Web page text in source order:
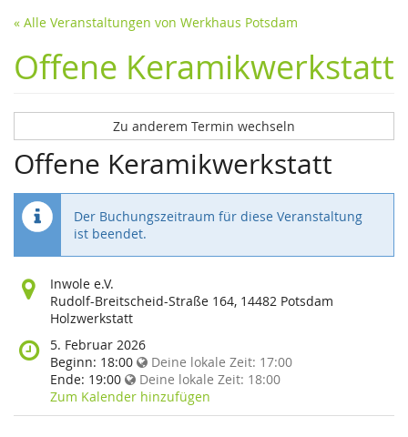
« Alle Veranstaltungen von Werkhaus Potsdam
Offene Keramikwerkstatt
Zu anderem Termin wechseln
Offene Keramikwerkstatt
Der Buchungszeitraum für diese Veranstaltung
ist beendet.
Wo
findet
diese
statt?
Inwole e.V.
Rudolf-Breitscheid-Straße 164, 14482 Potsdam
Holzwerkstatt
Wann
findet
diese
Veranstaltung
statt?
5. Februar 2026
Beginn: 18:00 Deine lokale Zeit: 17:00
Ende: 19:00 Deine lokale Zeit: 18:00
Zum Kalender hinzufügen